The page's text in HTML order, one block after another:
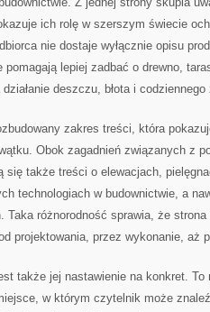
ich rolę w szerszym świecie
nie dostaje wyłącznie opisu
pomagają lepiej zadbać o drewno,
deszczu, błota i
zakres treści, która
Obok zagadnień związanych z
się także treści o elewacjach,
technologiach w budownictwie, a
Taka różnorodność sprawia, że
projektowania, przez wykonanie, aż
także jej nastawienie na konkret. To
w którym czytelnik może